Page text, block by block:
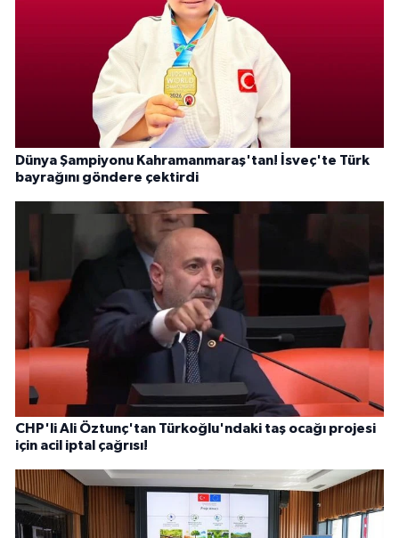
Dünya Şampiyonu Kahramanmaraş'tan! İsveç'te Türk
bayrağını göndere çektirdi
CHP'li Ali Öztunç'tan Türkoğlu'ndaki taş ocağı projesi
için acil iptal çağrısı!